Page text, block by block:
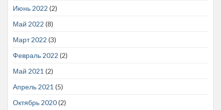
Июнь 2022 (2)
Май 2022 (8)
Март 2022 (3)
Февраль 2022 (2)
Май 2021 (2)
Апрель 2021 (5)
Октябрь 2020(2)